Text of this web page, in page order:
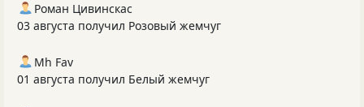
Роман Цивинскас
03 августа получил Розовый жемчуг
Mh Fav
01 августа получил Белый жемчуг